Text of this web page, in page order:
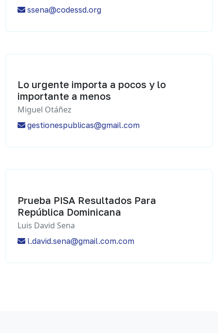
ssena@codessd.org
Lo urgente importa a pocos y lo
importante a menos
Miguel Otáñez
gestionespublicas@gmail.com
Prueba PISA Resultados Para
República Dominicana
Luis David Sena
l.david.sena@gmail.com.com